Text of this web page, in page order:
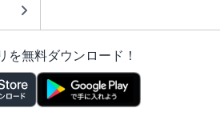
を無料ダウンロード！